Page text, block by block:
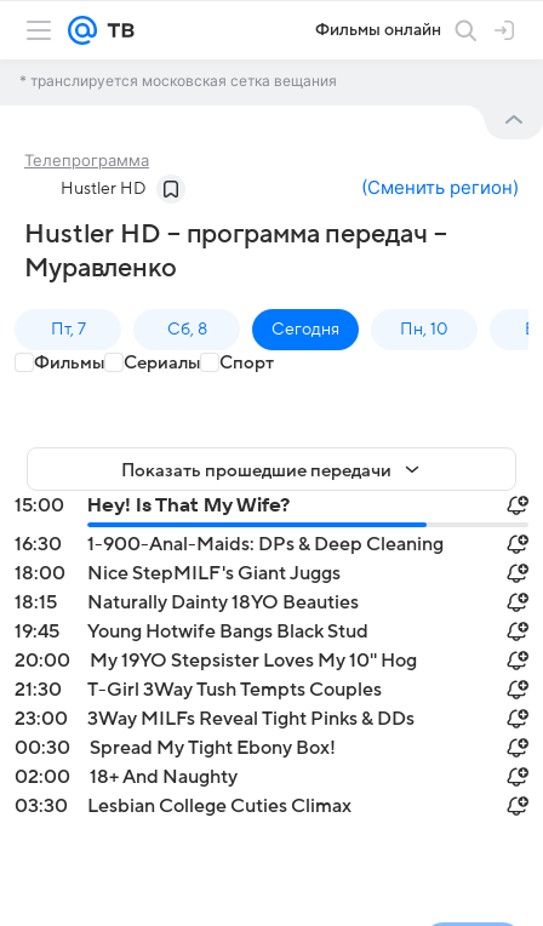
Фильмы онлайн
* транслируется московская сетка вещания
Телепрограмма
Hustler HD (Сменить регион)
Hustler HD – программа передач –
Муравленко
Пт, 7 Сб, 8 Сегодня Пн, 10
Фильмы Сериалы Спорт
Показать прошедшие передачи
15:00
Hey! Is That My Wife?
16:30
1-900-Anal-Maids: DPs & Deep Cleaning
18:00
Nice StepMILF's Giant Juggs
18:15
Naturally Dainty 18YO Beauties
19:45
Young Hotwife Bangs Black Stud
20:00
My 19YO Stepsister Loves My 10'' Hog
21:30
T-Girl 3Way Tush Tempts Couples
23:00
3Way MILFs Reveal Tight Pinks & DDs
00:30
Spread My Tight Ebony Box!
02:00
18+ And Naughty
03:30
Lesbian College Cuties Climax